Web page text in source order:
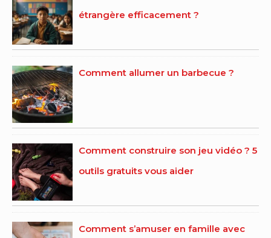
étrangère efficacement ?
Comment allumer un barbecue ?
Comment construire son jeu vidéo ? 5
outils gratuits vous aider
Comment s’amuser en famille avec